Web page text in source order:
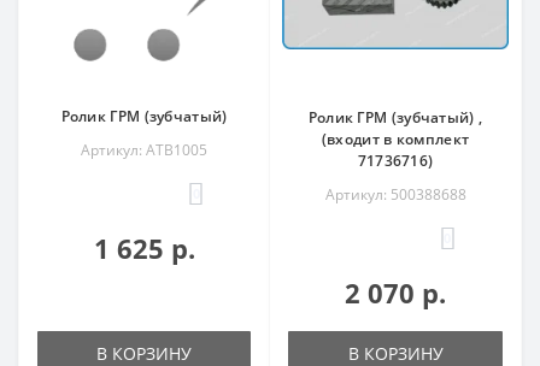
Ролик ГРМ (зубчатый)
Артикул: ATB1005
1 625 р.
В КОРЗИНУ
Ролик ГРМ (зубчатый) ,
(входит в комплект
71736716)
Артикул: 500388688
2 070 р.
В КОРЗИНУ